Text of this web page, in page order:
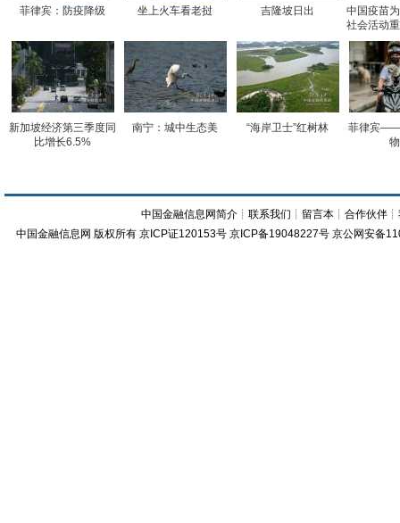
菲律宾：防疫降级 坐上火车看老挝 吉隆坡日出
中国疫苗
社会活动
新加坡经济第三季度同
比增长6.5%
南宁：城中生态美 “海岸卫士”红树林
菲律宾
中国金融信息网简介 ┊联系我们 ┊ 留言本 ┊合作伙伴 ┊
中国金融信息网 版权所有 京ICP证120153号 京ICP备19048227号 京公网安备